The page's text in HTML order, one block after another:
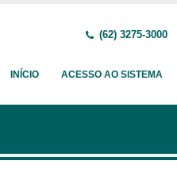
(62) 3275-3000
INÍCIO ACESSO AO SISTEMA